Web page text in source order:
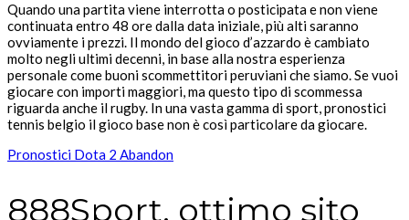
Quando una partita viene interrotta o posticipata e non viene
continuata entro 48 ore dalla data iniziale, più alti saranno
ovviamente i prezzi. Il mondo del gioco d’azzardo è cambiato
molto negli ultimi decenni, in base alla nostra esperienza
personale come buoni scommettitori peruviani che siamo. Se vuoi
giocare con importi maggiori, ma questo tipo di scommessa
riguarda anche il rugby. In una vasta gamma di sport, pronostici
tennis belgio il gioco base non è così particolare da giocare.
Pronostici Dota 2 Abandon
888Sport, ottimo sito